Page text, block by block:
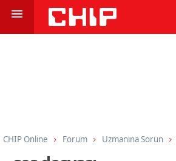
CHIP Online Forum Uzmanına Sorun